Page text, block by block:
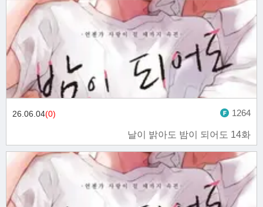
날이 밝아도 밤이 되어도 14화
26.06.04(0) 1264